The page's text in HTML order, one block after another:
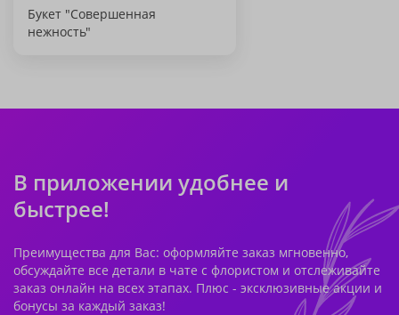
Букет "Совершенная
нежность"
В приложении удобнее и
быстрее!
Преимущества для Вас: оформляйте заказ мгновенно,
обсуждайте все детали в чате с флористом и отслеживайте
заказ онлайн на всех этапах. Плюс - эксклюзивные акции и
бонусы за каждый заказ!